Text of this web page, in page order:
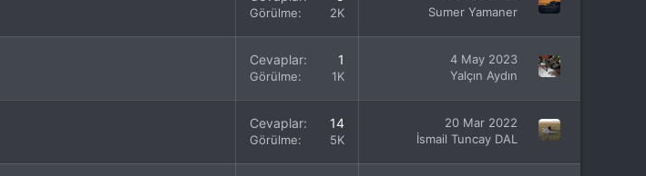
Görülme 2K
Sumer Yamaner
Cevaplar 1
Görülme 1K
4 May 2023
Yalçın Aydın
Cevaplar 14
Görülme 5K
20 Mar 2022
İsmail Tuncay DAL